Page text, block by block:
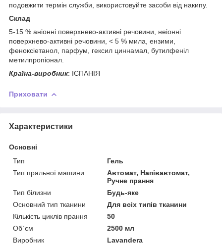
подовжити термін служби, використовуйте засоби від накипу.
Склад
5-15 % аніонні поверхнево-активні речовини, неіонні
поверхнево-активні речовини, < 5 % мила, ензими,
феноксіетанол, парфум, гексил циннамал, бутилфеніл
метилпропіонал.
Країна-виробник: ІСПАНІЯ
Приховати
Характеристики
Основні
Тип
Гель
Тип пральної машини
Автомат, Напівавтомат,
Ручне прання
Тип білизни
Будь-яке
Основний тип тканини
Для всіх типів тканини
Кількість циклів прання
50
Об`єм
2500 мл
Виробник
Lavandera